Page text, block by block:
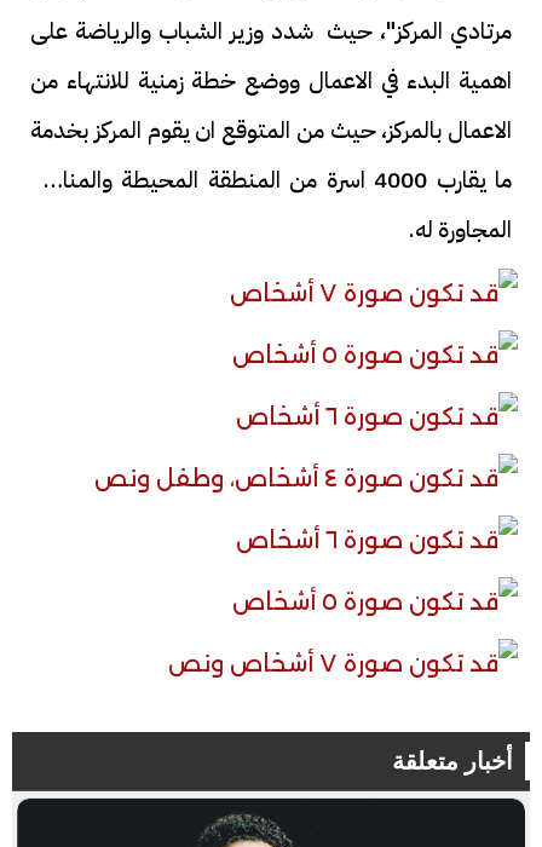
مرتادي المركز"، حيث شدد وزير الشباب والرياضة على
اهمية البدء في الاعمال ووضع خطة زمنية للانتهاء من
الاعمال بالمركز، حيث من المتوقع ان يقوم المركز بخدمة
ما يقارب 4000 اسرة من المنطقة المحيطة والمناطق
المجاورة له.
أخبار متعلقة